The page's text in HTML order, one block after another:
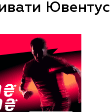
Ювентус